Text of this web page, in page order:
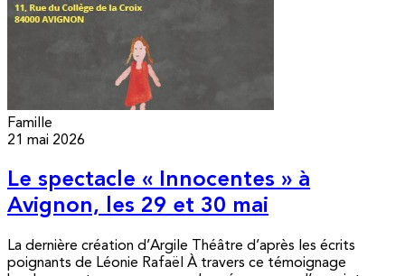
Famille
21 mai 2026
Le spectacle « Innocentes » à
Avignon, les 29 et 30 mai
La dernière création d’Argile Théâtre d’après les écrits
poignants de Léonie Rafaël À travers ce témoignage